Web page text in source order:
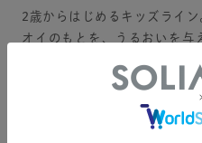
2歳からはじめるキッズライ
オイのもとを、うるおいを与
汗ニオイ汚れを落として